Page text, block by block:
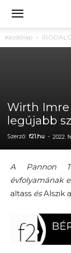
Kezdőlap
Wirth Imre
legújabb
Szerző: f21.hu - 2022.
A Pannon
évfolyamának
altass ésAlszik